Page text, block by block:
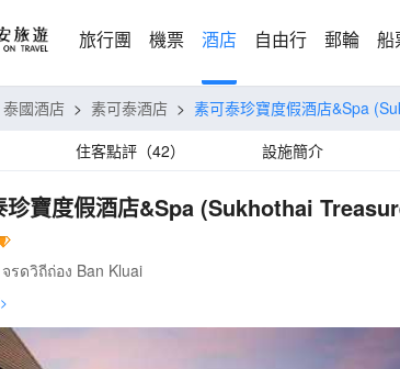
旅行團 機票 酒店 自由行 郵輪 船
泰國酒店 > 素可泰酒店 > 素可泰珍寶度假酒店&Spa
住客點評（42） 設施簡介
珍寶度假酒店&Spa (Sukhothai
รดวิถีถ่อง Ban Kluai